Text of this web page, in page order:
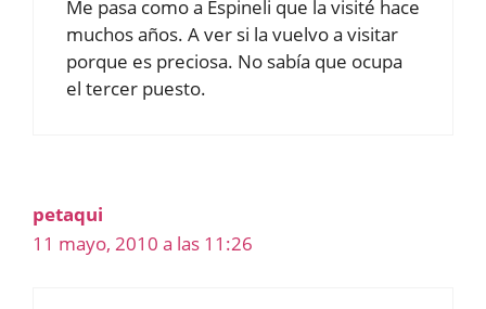
Me pasa como a Espineli que la visité hace
muchos años. A ver si la vuelvo a visitar
porque es preciosa. No sabía que ocupa
el tercer puesto.
petaqui
11 mayo, 2010 a las 11:26